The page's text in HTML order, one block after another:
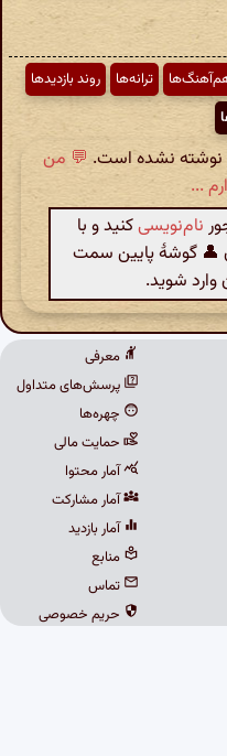
ترانه‌ها
روند بازدیدها
نوشته نشده است. 💬 من
...
نام‌نویسیکنید و با
👤 گوشهٔ پایین سمت
شوید.
معرفی
پرسش‌های متداول
چهره‌ها
حمایت مالی
آمار محتوا
آمار مشارکت
آمار بازدید
منابع
تماس
حریم خصوصی